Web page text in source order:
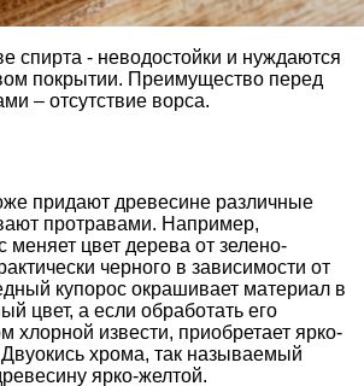
спирта - неводостойки и нуждаются
покрытии. Преимущество перед
– отсутствие ворса.
придают древесине различные
протравами. Например,
меняет цвет дерева от зелено-
черного в зависимости от
купорос окрашивает материал в
цвет, а если обработать его
хлорной извести, приобретает ярко-
хрома, так называемый
ярко-желтой.